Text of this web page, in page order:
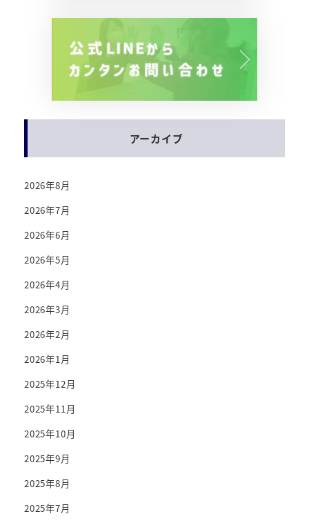
アーカイブ
2026年8月
2026年7月
2026年6月
2026年5月
2026年4月
2026年3月
2026年2月
2026年1月
2025年12月
2025年11月
2025年10月
2025年9月
2025年8月
2025年7月